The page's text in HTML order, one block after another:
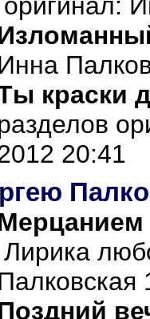
краски
20:41
Лирика